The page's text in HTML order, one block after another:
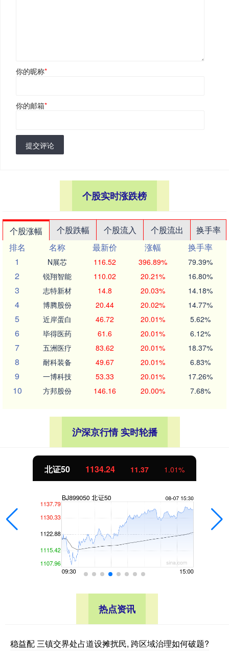
你的昵称*
你的邮箱*
提交评论
个股实时涨跌榜
个股涨幅 个股跌幅 个股流入 个股流出
换手率
排名
名称 最新价 涨幅
换手率
1
N展芯 116.52 396.89% 79.39%
2 锐翔智能 110.02 20.21% 16.80%
3 志特新材 14.8 20.03% 14.18%
4 博腾股份 20.44 20.02% 14.77%
5 近岸蛋白 46.72 20.01% 5.62%
6 毕得医药 61.6 20.01% 6.12%
7 五洲医疗 83.62 20.01% 18.37%
8 耐科装备 49.67 20.01% 6.83%
9 一博科技 53.33 20.01% 17.26%
10 方邦股份 146.16 20.00% 7.68%
沪深京行情 实时轮播
北证50 1134.24 11.37 1.01%
热点资讯
稳益配 三镇交界处占道设摊扰民, 跨区域治理如何破题?